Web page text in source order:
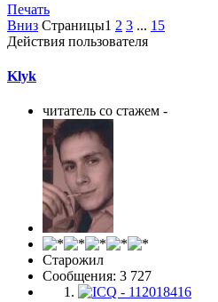
Печать
Вниз Страницы1 2 3 ... 15
Действия пользователя
Klyk
читатель со стажем -
Старожил
Сообщения: 3 727